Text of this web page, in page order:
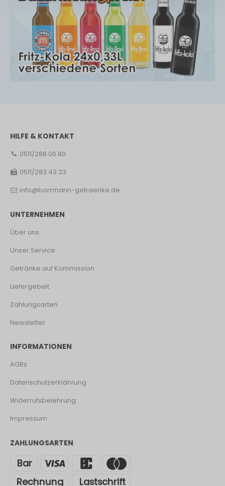
HILFE & KONTAKT
0511/288 06 80
0511/283 43 23
info@borrmann-getraenke.de
UNTERNEHMEN
Über uns
Unser Service
Getränke auf Kommission
Liefergebiet
Zahlungsarten
Newsletter
INFORMATIONEN
AGBs
Datenschutzerklährung
Widerrufsbelehrung
Impressum
ZAHLUNGSARTEN